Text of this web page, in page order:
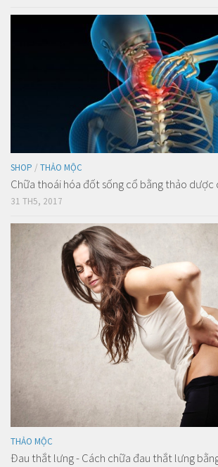
SHOP / THẢO MỘC
Chữa thoái hóa đốt sống cổ bằng thảo dược
31 TH5, 2017
THẢO MỘC
Đau thắt lưng - Cách chữa đau thắt lưng